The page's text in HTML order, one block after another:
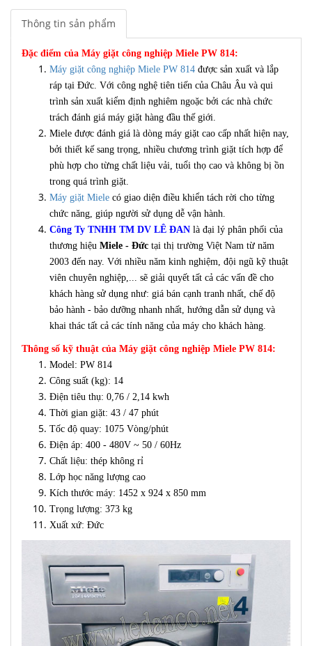
Thông tin sản phẩm
Đặc điểm của Máy giặt công nghiệp Miele PW 814:
Máy giặt công nghiệp Miele PW 814 được sản xuất và lắp
ráp tại Đức. Với công nghệ tiên tiến của Châu Âu và qui
trình sản xuất kiểm định nghiêm ngoặc bởi các nhà chức
trách đánh giá máy giặt hàng đầu thế giới.
Miele được đánh giá là dòng máy giặt cao cấp nhất hiện nay,
bởi thiết kế sang trọng, nhiều chương trình giặt tích hợp để
phù hợp cho từng chất liệu vải, tuổi thọ cao và không bị ồn
trong quá trình giặt.
Máy giặt Miele có giao diện điều khiển tách rời cho từng
chức năng, giúp người sử dụng dễ vận hành.
Công Ty TNHH TM DV LÊ ĐAN là đại lý phân phối của
thương hiệu Miele - Đức tại thị trường Việt Nam từ năm
2003 đến nay. Với nhiều năm kinh nghiệm, đội ngũ kỹ thuật
viên chuyên nghiệp,... sẽ giải quyết tất cả các vấn đề cho
khách hàng sử dụng như: giá bán cạnh tranh nhất, chế độ
bảo hành - bảo dưỡng nhanh nhất, hướng dẫn sử dụng và
khai thác tất cả các tính năng của máy cho khách hàng.
Thông số kỹ thuật của Máy giặt công nghiệp Miele PW 814:
Model: PW 814
Công suất (kg): 14
Điện tiêu thụ: 0,76 / 2,14 kwh
Thời gian giặt: 43 / 47 phút
Tốc độ quay: 1075 Vòng/phút
Điện áp: 400 - 480V ~ 50 / 60Hz
Chất liệu: thép không rỉ
Lớp học năng lượng cao
Kích thước máy: 1452 x 924 x 850 mm
Trọng lượng: 373 kg
Xuất xứ: Đức